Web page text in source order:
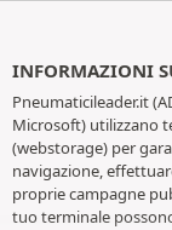
INFORMAZIONI
Pneumaticileader.it
Microsoft) utilizzano
(webstorage) per
navigazione,
proprie campagne
tuo terminale